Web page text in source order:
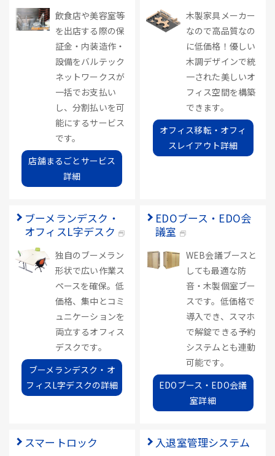
飲食店や美容室等
を出店する際の保
証金・内装造作・
設備をバルテック
ネットワークスが
一括でお支払い
し、分割払いを可
能にするサービス
です。
店舗まるごとサービス
詳細
木製家具メーカー
なので高品質なの
に低価格！優しい
木調デザインで統
一された美しいオ
フィス空間を構築
できます。
オフィス移転・オフィ
スレイアウト詳細
ブーメランデスク・
オフィスL字デスク
独自のブーメラン
形状で広い作業ス
ペースを確保。低
価格、集中とコミ
ュニケーションを
両立するオフィス
デスクです。
ブーメランデスク・オ
フィスL字デスクの詳細
EDOブース・EDO会
議室
WEB会議ブースと
しても最適な防
音・木製個室ブー
スです。低価格で
導入でき、スマホ
で解錠できる予約
システムとも連動
可能です。
EDOブース・EDO会議
室詳細
スマートロック 入退室管理システム